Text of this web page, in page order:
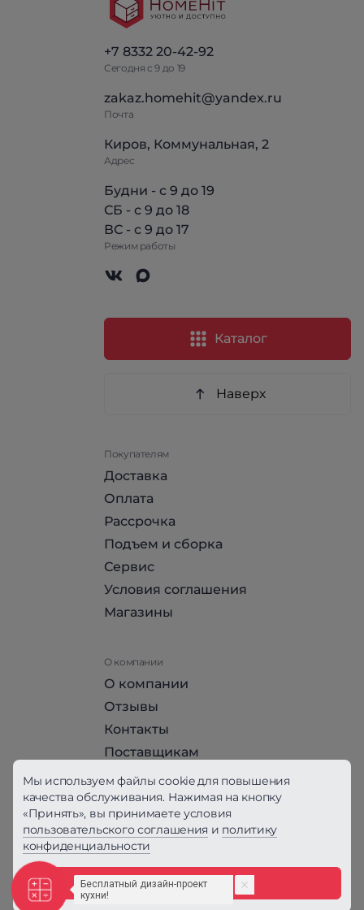
+7 8332 20-42-92
Сегодня с 9 до 19
zakaz.homehit@yandex.ru
Почта
Киров, Коммунальная, 2
Адрес
Будни - с 9 до 19
СБ - с 9 до 18
ВС - с 9 до 17
Режим работы
Каталог
Наверх
Покупателям
Доставка
Оплата
Рассрочка
Подъем и сборка
Сервис
Условия соглашения
Магазины
О компании
О компании
Отзывы
Контакты
Поставщикам
Стать партнером HomeHit
Политика конфиденциальности
Вся информация на сайте, за исключением
офертой, определяемой положениями ст. 437
ГК РФ
Мы используем файлы cookie для повышения
качества обслуживания. Нажимая на кнопку
«Принять», вы принимаете условия
пользовательского соглашения и политику
конфиденциальности
Принять